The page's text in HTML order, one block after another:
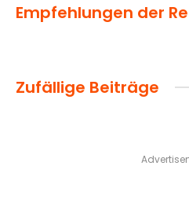
Empfehlungen der
Zufällige Beiträge